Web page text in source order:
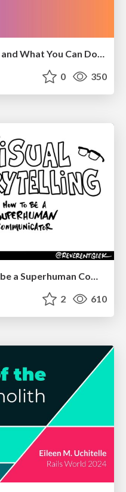
0 350
Visual Storytelling: How to be a Superhuman Communicator
2 610